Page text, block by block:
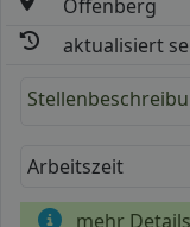
Offenberg
aktualisiert
Arbeitszeit
mehr Details